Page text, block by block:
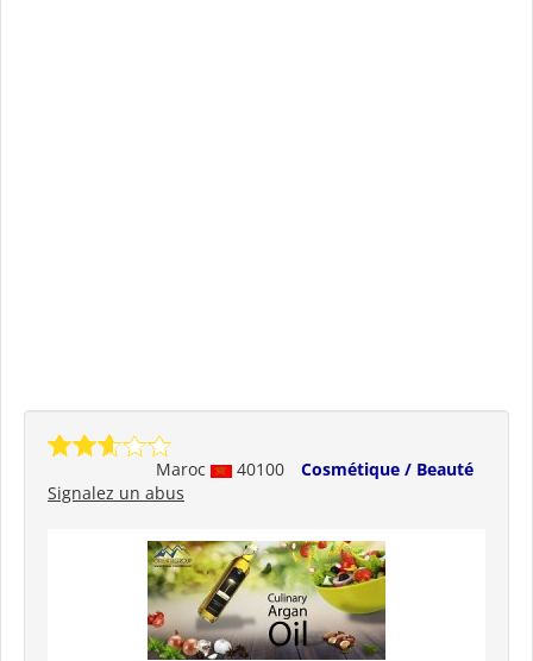
Maroc 40100
Cosmétique / Beauté
Signalez un abus